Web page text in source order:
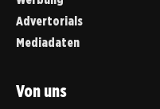
Advertorials
Mediadaten
Von uns